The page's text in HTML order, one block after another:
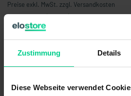
Zustimmung Details
Diese Webseite verwendet
Preise exkl. MwSt. zzgl. Versandkosten
verfügbar (69 Stk.), Lieferzeit 1-3 Tage
ab 25 Stk.
24,98